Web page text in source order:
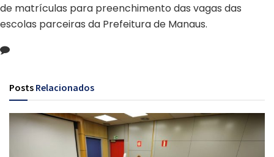
de matrículas para preenchimento das vagas das
escolas parceiras da Prefeitura de Manaus.
Posts Relacionados